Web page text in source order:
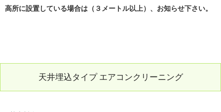
高所に設置している場合は（３メートル以上）、お知らせ下さい。
天井埋込タイプ エアコンクリーニング